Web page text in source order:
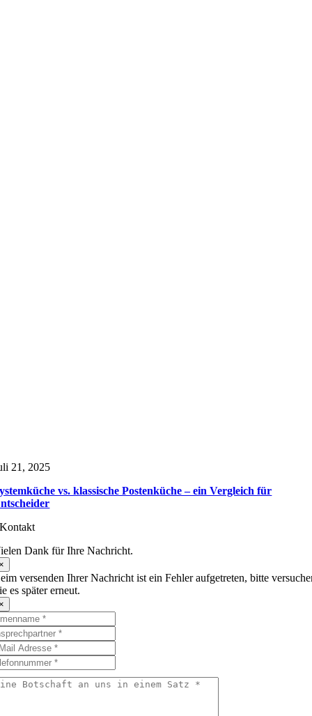
21, 2025
vs. klassische Postenküche – ein Vergleich für
Kontakt
Dank für Ihre Nachricht.
versenden Ihrer Nachricht ist ein Fehler aufgetreten, bitte
es später erneut.